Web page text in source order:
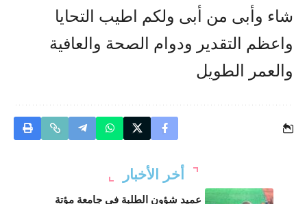
شاء وأبى من أبى ولكم اطيب التحايا
واعظم التقدير ودوام الصحة والعافية
والعمر الطويل
أخر الأخبار
عميد شؤون الطلبة في جامعة مؤتة